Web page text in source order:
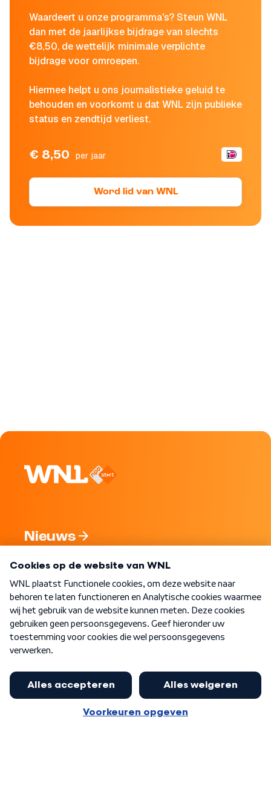
Waardeert u onze programma's? Steun WNL
dan met de jaarlijkse bijdrage van slechts
€8,50, de wettelijk minimale verplichte
bijdrage voor omroepen.
Hiermee helpt u ons journalistieke geluid te
behouden en voorkomt u dat WNL zijn publieke
status en zendtijd verliest.
€ 8,50 per jaar
Word lid van WNL
Nieuws
Nieuwsbrief
Word Lid